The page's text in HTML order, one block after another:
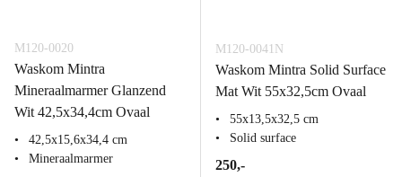
M120-0020
Waskom Mintra
Mineraalmarmer Glanzend
Wit 42,5x34,4cm Ovaal
42,5x15,6x34,4 cm
Mineraalmarmer
M120-0041N
Waskom Mintra Solid Surface
Mat Wit 55x32,5cm Ovaal
55x13,5x32,5 cm
Solid surface
250,-